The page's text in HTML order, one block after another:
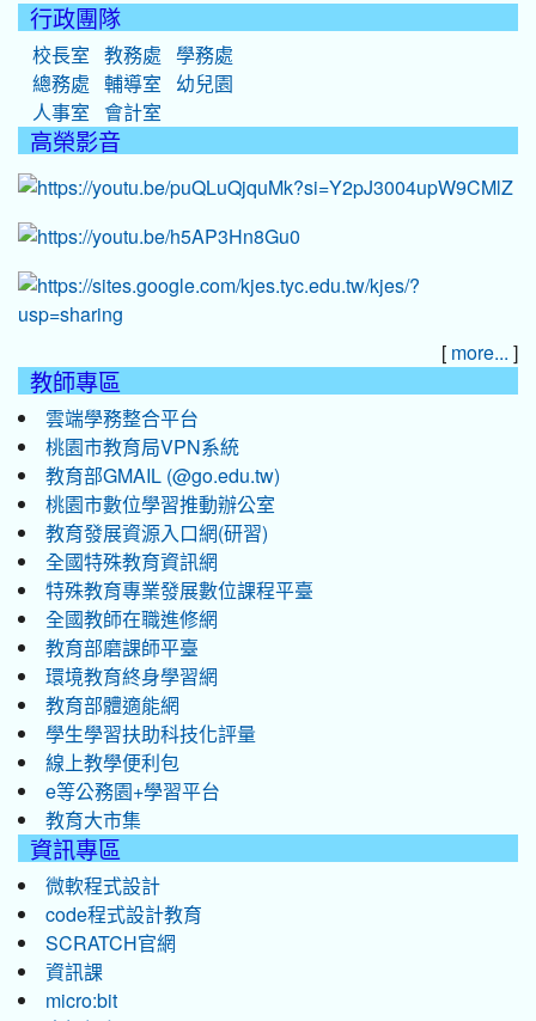
行政團隊
校長室 教務處
學務處
總務處
輔導室
幼兒園
人事室
會計室
高榮影音
[ more... ]
教師專區
雲端學務整合平台
桃園市教育局VPN系統
教育部GMAIL (@go.edu.tw)
桃園市數位學習推動辦公室
教育發展資源入口網(研習)
全國特殊教育資訊網
特殊教育專業發展數位課程平臺
全國教師在職進修網
教育部磨課師平臺
環境教育終身學習網
教育部體適能網
學生學習扶助科技化評量
線上教學便利包
e等公務園+學習平台
教育大市集
資訊專區
微軟程式設計
code程式設計教育
SCRATCH官網
資訊課
micro:bit